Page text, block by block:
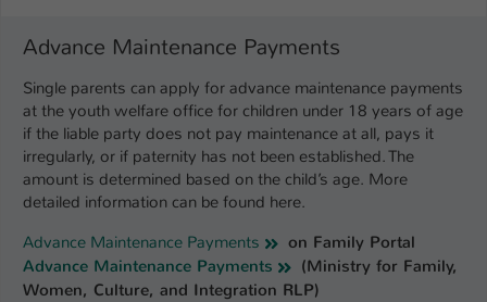
Advance Maintenance Payments
Single parents can apply for advance maintenance payments
at the youth welfare office for children under 18 years of age
if the liable party does not pay maintenance at all, pays it
irregularly, or if paternity has not been established. The
amount is determined based on the child’s age. More
detailed information can be found here.
Advance Maintenance Payments
on Family Portal
Advance Maintenance Payments
(Ministry for Family,
Women, Culture, and Integration RLP)